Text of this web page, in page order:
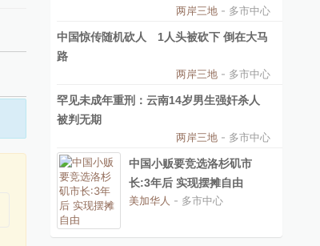
两岸三地 - 多市中心
中国惊传随机砍人 1人头被砍下 倒在大马
路
两岸三地 - 多市中心
罕见未成年重刑：云南14岁男生强奸杀人
被判无期
两岸三地 - 多市中心
中国小贩要竞选洛杉矶市
长:3年后 实现摆摊自由
美加华人 - 多市中心